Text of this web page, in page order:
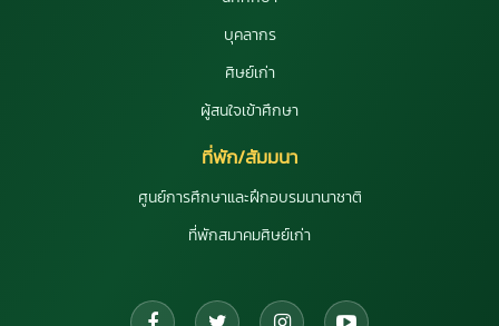
บุคลากร
ศิษย์เก่า
ผู้สนใจเข้าศึกษา
ที่พัก/สัมมนา
ศูนย์การศึกษาและฝึกอบรมนานาชาติ
ที่พักสมาคมศิษย์เก่า